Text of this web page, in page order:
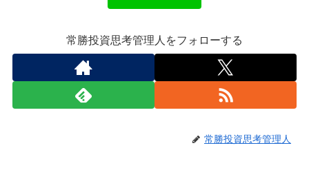
常勝投資思考管理人をフォローする
常勝投資思考管理人